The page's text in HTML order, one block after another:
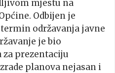
mjestu na
Odbijen je
održavanja javne
je bio
za prezentaciju
planova nejasan i